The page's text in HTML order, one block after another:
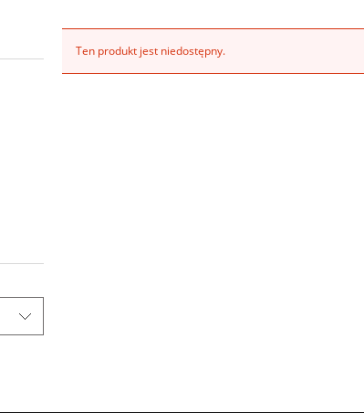
Ten produkt jest niedostępny.